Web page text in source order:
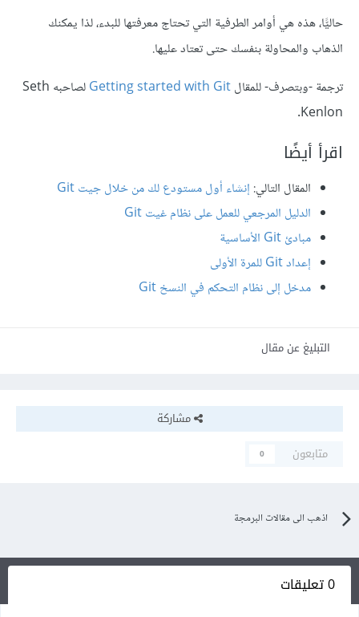
حاليًّا، هذه هي أوامر الطرفية التي تحتاج معرفتها للبدء، لذا يمكنك
الذهاب والمحاولة بنفسك حتى تعتاد عليها.
ترجمة -وبتصرف- للمقالGetting started with Git
لصاحبه Seth
Kenlon.
اقرأ أيضًا
المقال التالي: إنشاء أول مستودع لك من خلال جيت Git
الدليل المرجعي للعمل على نظام غيت Git
مبادئ Git الأساسية
إعداد Git للمرة الأولى
مدخل إلى نظام التحكم في النسخ Git
التبليغ عن مقال
مشاركة
متابعون
0
اذهب الى مقالات البرمجة
0 تعليقات